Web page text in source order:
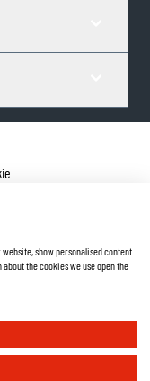
zastrzeżone.
show personalised content
the cookies we use open the